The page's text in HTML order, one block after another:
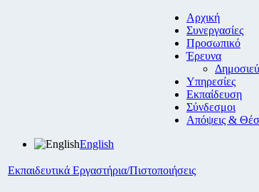
Αρχική
Συνεργασίες
Προσωπικό
Έρευνα
Υπηρεσίες
Εκπαίδευση
Σύνδεσμοι
Απόψεις &
English
Εκπαιδευτικά Εργαστήρια/Πιστοποιήσεις